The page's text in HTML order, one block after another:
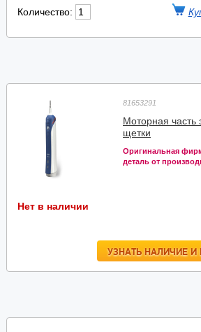
Количество:
81653291
Моторная часть
щетки
Оригинальная
деталь от
УЗНАТЬ НАЛИЧИЕ И
Нет в наличии